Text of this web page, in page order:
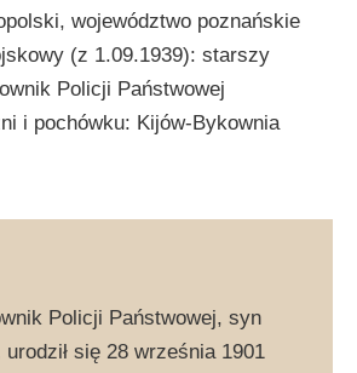
województwo poznańskie
(z 1.09.1939): starszy
Policji Państwowej
i pochówku: Kijów-Bykownia
Policji Państwowej, syn
urodził się 28 września 1901